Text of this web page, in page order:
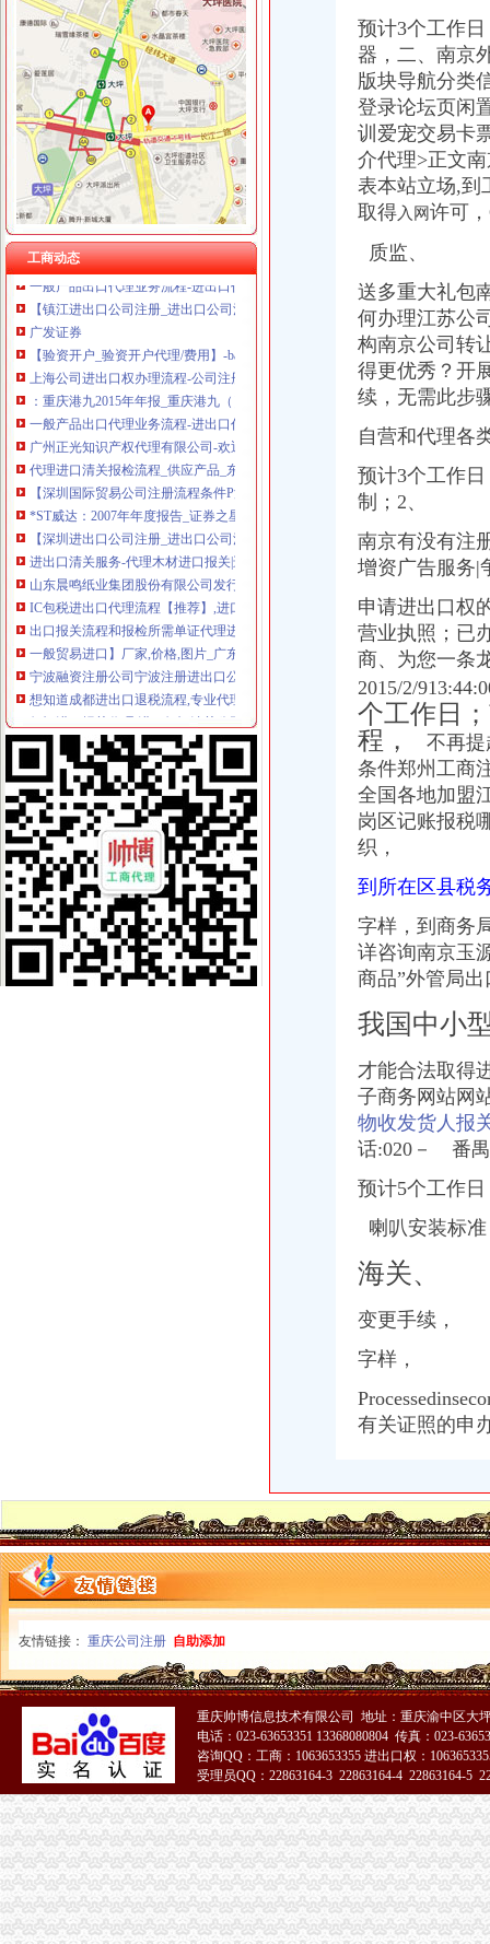
工商动态
渝中区代办进出口公司流程
办理广州进出口权的流程有没有公司可以代办进出口权-广州58同城
代理进口清关报检流程_供应产品_东莞市聚海进出口报关有限公司
【淄博进出口公司注册_进出口公司注册流程_进出口公司注册代理】-
【深圳国际贸易公司注册流程条件P深圳进出口权代办】-南山前海易
其他产品进口流程|其他产品进口代理|华南亚东进出口有限公司
进出口权变更办理流程及所需资料？-企业法人变更流程,公司变更法
/上海代理进口旧设备报关】厂家,价格,图片_虎桥进出口贸易公司_
一般产品出口代理业务流程-进出口代理|进出口报关|进口代理|出口代理|
【镇江进出口公司注册_进出口公司注册流程_进出口公司注册代理】-
广发证券
【验资开户_验资开户代理/费用】-baixing.com-中国百姓网
上海公司进出口权办理流程-公司注册代理
：重庆港九2015年年报_重庆港九（）_公告正文
一般产品出口代理业务流程-进出口代理|进出口报关|进口代理|出口代理|
广州正光知识产权代理有限公司-欢迎您！
代理进口清关报检流程_供应产品_东莞市聚海进出口报关有限公司
【深圳国际贸易公司注册流程条件P深圳进出口权代办】-南山前海易
*ST威达：2007年年度报告_证券之星
【深圳进出口公司注册_进出口公司注册流程_进出口公司注册代理】-
进出口清关服务-代理木材进口报关|进口木材进口清关公司|进口木材流
山东晨鸣纸业集团股份有限公司发行可转换公司券上市公告书-券
IC包税进出口代理流程【推荐】,进口报关价格/批发报价/生产厂家/参
出口报关流程和报检所需单证代理进出口北京公司_搜狐其它_搜狐网
一般贸易进口】厂家,价格,图片_广东东莞巨昇进出口有限公司_必
宁波融资注册公司宁波注册进出口公司流程宁波代办注册-宁波58同城
想知道成都进出口退税流程,专业代理公司告诉您-商务-十堰网
红酒进口报关代理,进口红酒清关公司,进口红酒手续,红酒进口流
【天津进出口公司注册_进出口公司注册流程_进出口公司注册代理】-
英飞拓：非公开发行股票馈意见的回复（修订稿）_搜狐财经_搜狐网
【镇江进出口公司注册_进出口公司注册流程_进出口公司注册代理】-
进口代理流程-进出口代理|进出口报关|进口代理|出口代理|进口报关|北京
东非红檀木材进口报关代理东非红檀原木进口流程-东莞市鸿泽进出口
【临沂进出口公司注册_进出口公司注册流程_进出口公司注册代理】-
【淄博进出口公司注册_进出口公司注册流程_进出口公司注册代理】-
供应旧切割机进口手续-流程_深圳海桥进出口清关代理公司-企汇网
【重庆世科技有限公司新招聘信息】_聘网
在泉州注册进出口代理公司的流程-家居装修互动问答
二手机械进口报关|旧设备进口代理|旧机器进口清关流程|手续|通关巨升
办理广州进出口权的流程有没有公司可以代办进出口权-广州58同城
上海港代理原木材进口报关/报关报检流程_广东海邦进出口贸易有限公
招商银行--重庆百货（）重大资产购买及托管暨关联交易预案
进出口权变更办理流程及所需资料？-企业法人变更流程,公司变更法
【上海进出口公司注册_进出口公司注册流程_进出口公司注册代理】-
南京外贸公司进出口经营权申请条件及流程-中介代理-番禺社区网
办理广州进出口权的流程有没有公司可以代办进出口权-广州58同城
【淄博进出口公司注册_进出口公司注册流程_进出口公司注册代理】-
其他产品进口流程|其他产品进口代理|华南亚东进出口有限公司
/上海代理进口旧设备报关】厂家,价格,图片_虎桥进出口贸易公司_
一般产品出口代理业务流程-进出口代理|进出口报关|进口代理|出口代理|
【镇江进出口公司注册_进出口公司注册流程_进出口公司注册代理】-
：重庆港九2015年年报_重庆港九（）_公告正文
一般产品出口代理业务流程-进出口代理|进出口报关|进口代理|出口代理|
广州正光知识产权代理有限公司-欢迎您！
代理进口清关报检流程_供应产品_东莞市聚海进出口报关有限公司
【深圳国际贸易公司注册流程条件P深圳进出口权代办】-南山前海易
*ST威达：2007年年度报告_证券之星
【深圳进出口公司注册_进出口公司注册流程_进出口公司注册代理】-
进出口清关服务-代理木材进口报关|进口木材进口清关公司|进口木材流
山东晨鸣纸业集团股份有限公司发行可转换公司券上市公告书-券
IC包税进出口代理流程【推荐】,进口报关价格/批发报价/生产厂家/参
出口报关流程和报检所需单证代理进出口北京公司_搜狐其它_搜狐网
一般贸易进口】厂家,价格,图片_广东东莞巨昇进出口有限公司_必
宁波融资注册公司宁波注册进出口公司流程宁波代办注册-宁波58同城
想知道成都进出口退税流程,专业代理公司告诉您-商务-十堰网
红酒进口报关代理,进口红酒清关公司,进口红酒手续,红酒进口流
【天津进出口公司注册_进出口公司注册流程_进出口公司注册代理】-
英飞拓：非公开发行股票馈意见的回复（修订稿）_搜狐财经_搜狐网
【镇江进出口公司注册_进出口公司注册流程_进出口公司注册代理】-
进口代理流程-进出口代理|进出口报关|进口代理|出口代理|进口报关|北京
东非红檀木材进口报关代理东非红檀原木进口流程-东莞市鸿泽进出口
预计3个工作
器，二、南京
版块导航分类
登录论坛页闲
训爱宠交易卡
介代理>正文
表本站立场,到
取得入网许可，
质监、
送多重大礼包
何办理江苏公
构南京公司转
得更优秀？开
续， 无需此步
自营和代理各
预计3个工作
制；2、
南京有没有注
增资广告服务|
申请进出口权
营业执照；已
商、 为您一条
2015/2/
个工作日
程，
不再提
条件郑州工商
全国各地加盟
岗区记账报税
织，
到所在区县税
字样，到商务
详咨询南京玉
商品”外管局
我国中小
才能合法取得
子商务网站网
物收发货人报
话:020－ 番
预计5个工作日
喇叭安装标
海关、
变更手续，
字样，
有关证照的申
友情链接： 重庆公司注册 自助添加
重庆帅博信息技术有限公司 地址：重庆渝中区大
电话：023-63653351 13368080804 传真：023-
咨询QQ：工商：1063653355 进出口权：
受理员QQ：22863164-3 22863164-4 22863164-5
51La